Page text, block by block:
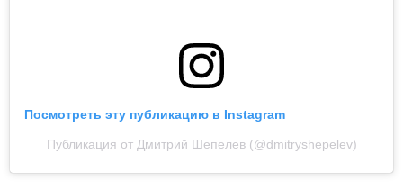
Посмотреть эту публикацию в Instagram
Публикация от Дмитрий Шепелев (@dmitryshepelev)